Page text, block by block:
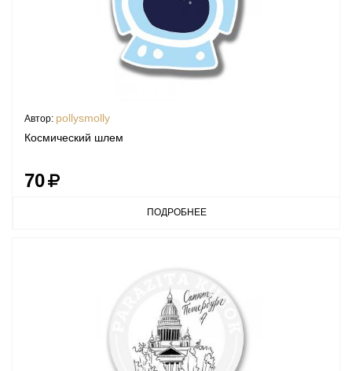
Автор: pollysmolly
Космический шлем
70
ПОДРОБНЕЕ